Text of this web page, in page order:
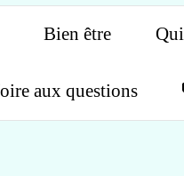
Bien être
aux questions